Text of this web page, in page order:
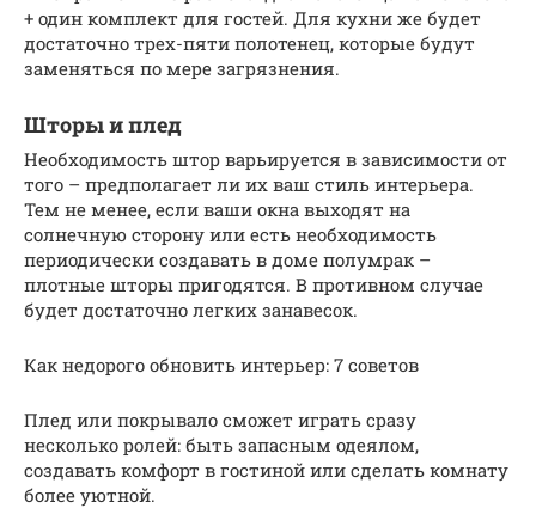
+ один комплект для гостей. Для кухни же будет
достаточно трех-пяти полотенец, которые будут
заменяться по мере загрязнения.
Шторы и плед
Необходимость штор варьируется в зависимости от
того – предполагает ли их ваш стиль интерьера.
Тем не менее, если ваши окна выходят на
солнечную сторону или есть необходимость
периодически создавать в доме полумрак –
плотные шторы пригодятся. В противном случае
будет достаточно легких занавесок.
Как недорого обновить интерьер: 7 советов
Плед или покрывало сможет играть сразу
несколько ролей: быть запасным одеялом,
создавать комфорт в гостиной или сделать комнату
более уютной.